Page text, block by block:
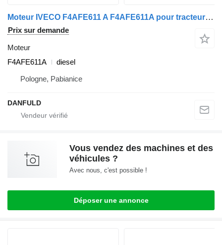
Moteur IVECO F4AFE611 A F4AFE611A pour tracteur routier IVECO EuroCargo IV
Prix sur demande
Moteur
F4AFE611A
diesel
Pologne, Pabianice
DANFULD
Vous vendez des machines et des
véhicules ?
Avec nous, c'est possible !
Déposer une annonce